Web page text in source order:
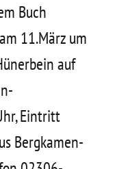
Buch
11.März um
auf
Eintritt
Bergkamen-